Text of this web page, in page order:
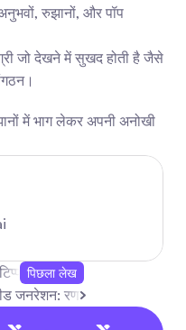
रुझानों, और पॉप
जो देखने में सुखद होती है जैसे
में भाग लेकर अपनी अनोखी
स्वचालित करें और जुड़ाव
पिछला लेख
जनरेशन: रणनीतियाँ, टूल्स, और